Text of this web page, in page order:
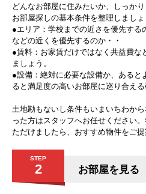
どんなお部屋に住みたいか、しっか
お部屋探しの基本条件を整理しましょ
●エリア：学校までの近さを優先する
などの近くを優先するのか・・
●賃料：お家賃だけではなく共益費
ましょう。
●設備：絶対に必要な設備か、あると
ると満足度の高いお部屋に巡り合える
土地勘もないし条件もいまいちわか
った方はスタッフへお任せください
ただけましたら、おすすめ物件をご
STEP
2 お部屋を見る